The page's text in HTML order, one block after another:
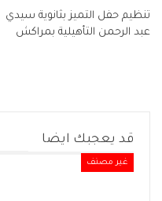
تنظيم حفل التميز بثانوية سيدي
عبد الرحمن التأهيلية بمراكش
قد يعجبك ايضا
غير مصنف